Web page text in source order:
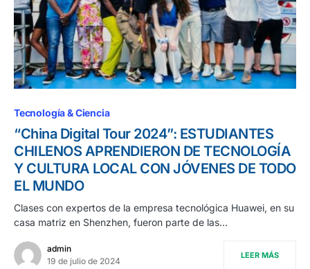
Tecnología & Ciencia
“China Digital Tour 2024”: ESTUDIANTES
CHILENOS APRENDIERON DE TECNOLOGÍA
Y CULTURA LOCAL CON JÓVENES DE TODO
EL MUNDO
Clases con expertos de la empresa tecnológica Huawei, en su
casa matriz en Shenzhen, fueron parte de las…
admin
19 de julio de 2024
LEER MÁS